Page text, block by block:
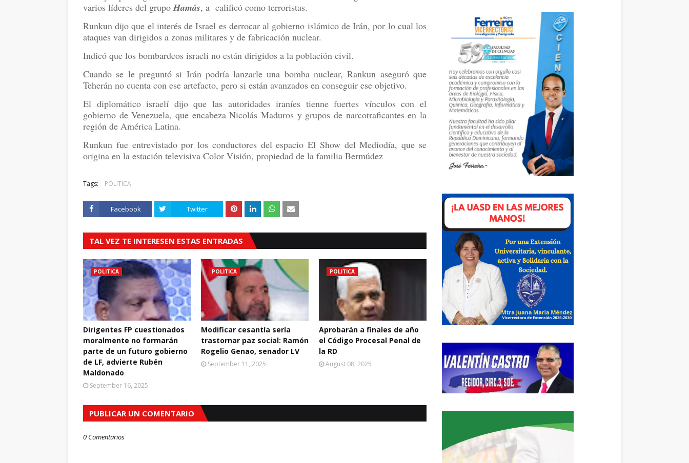
varios líderes del grupoHamás, a calificó como terroristas.
Runkun dijo que el interés de Israel es derrocar al gobierno islámico de Irán, por lo cual los
ataques van dirigidos a zonas militares y de fabricación nuclear.
Indicó que los bombardeos israeli no están dirigidos a la población civil.
Cuando se le preguntó si Irán podría lanzarle una bomba nuclear, Rankun aseguró que
Teherán no cuenta con ese artefacto, pero si están avanzados en conseguir ese objetivo.
El diplomático israelí dijo que las autoridades iraníes tienne fuertes vínculos con el
gobierno de Venezuela, que encabeza Nicolás Maduros y grupos de narcotraficantes en la
región de América Latina.
Runkun fue entrevistado por los conductores del espacio El Show del Mediodía, que se
origina en la estación televisiva Color Visión, propiedad de la familia Bermúdez
Tags: POLITICA
Facebook Twitter
TAL VEZ TE INTERESEN ESTAS ENTRADAS
POLITICA
Dirigentes FP cuestionados
moralmente no formarán
parte de un futuro gobierno
de LF, advierte Rubén
Maldonado
September 16, 2025
POLITICA
Modificar cesantía sería
trastornar paz social: Ramón
Rogelio Genao, senador LV
September 11, 2025
POLITICA
Aprobarán a finales de año
el Código Procesal Penal de
la RD
August 08, 2025
PUBLICAR UN COMENTARIO
0 Comentarios